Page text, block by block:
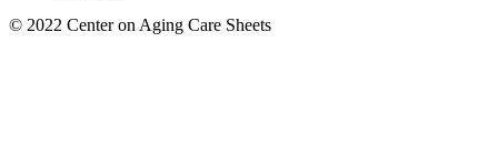
© 2022 Center on Aging Care Sheets